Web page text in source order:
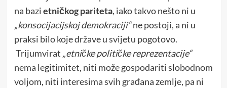
na bazietničkog pariteta, iako takvo nešto ni u
„konsocijacijskoj demokraciji“ne postoji, a ni u
praksi bilo koje države u svijetu pogotovo.
Trijumvirat „etničke političke reprezentacije“
nema legitimitet, niti može gospodariti slobodnom
voljom, niti interesima svih građana zemlje, pa ni